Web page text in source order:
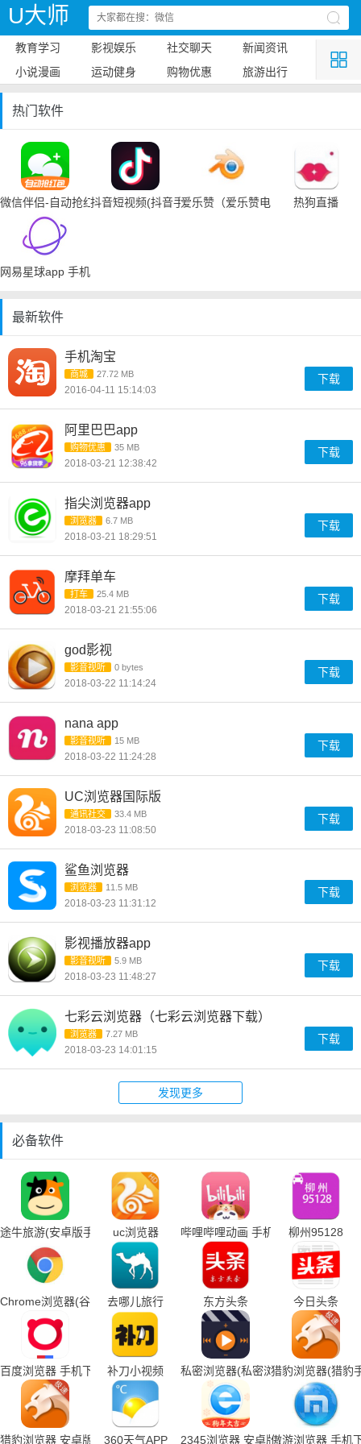
U大师
教育学习 影视娱乐 社交聊天
新闻资讯
小说漫画
运动健身 购物优惠 旅游出行
热门软件
微信伴侣-自动抢红包抖音短视频(抖音手机下载)爱乐赞（爱乐赞电脑手机下载）
热狗直播
网易星球app 手机下载
最新软件
手机淘宝
商城 27.72 MB
2016-04-11 15:14:03
下载
阿里巴巴app
购物优惠 35 MB
2018-03-21 12:38:42
下载
指尖浏览器app
浏览器 6.7 MB
2018-03-21 18:29:51
下载
摩拜单车
打车 25.4 MB
2018-03-21 21:55:06
下载
god影视
影音视听 0 bytes
2018-03-22 11:14:24
下载
nana app
影音视听 15 MB
2018-03-22 11:24:28
下载
UC浏览器国际版
通讯社交 33.4 MB
2018-03-23 11:08:50
下载
鲨鱼浏览器
浏览器 11.5 MB
2018-03-23 11:31:12
下载
影视播放器app
影音视听 5.9 MB
2018-03-23 11:48:27
下载
七彩云浏览器（七彩云浏览器下载）
浏览器 7.27 MB
2018-03-23 14:01:15
下载
发现更多
必备软件
途牛旅游(安卓版手机下载)uc浏览器 哔哩哔哩动画 手机下载柳州95128
Chrome浏览器(谷歌浏览器手机下载)
去哪儿旅行 东方头条 今日头条
百度浏览器 手机下载 补刀小视频 私密浏览器(私密浏览器手机下载)
猎豹浏览器(猎豹
猎豹浏览器 安卓版 360天气APP 2345浏览器 安卓版傲游浏览器 手机